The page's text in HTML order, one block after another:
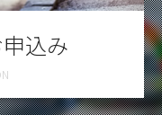
込み